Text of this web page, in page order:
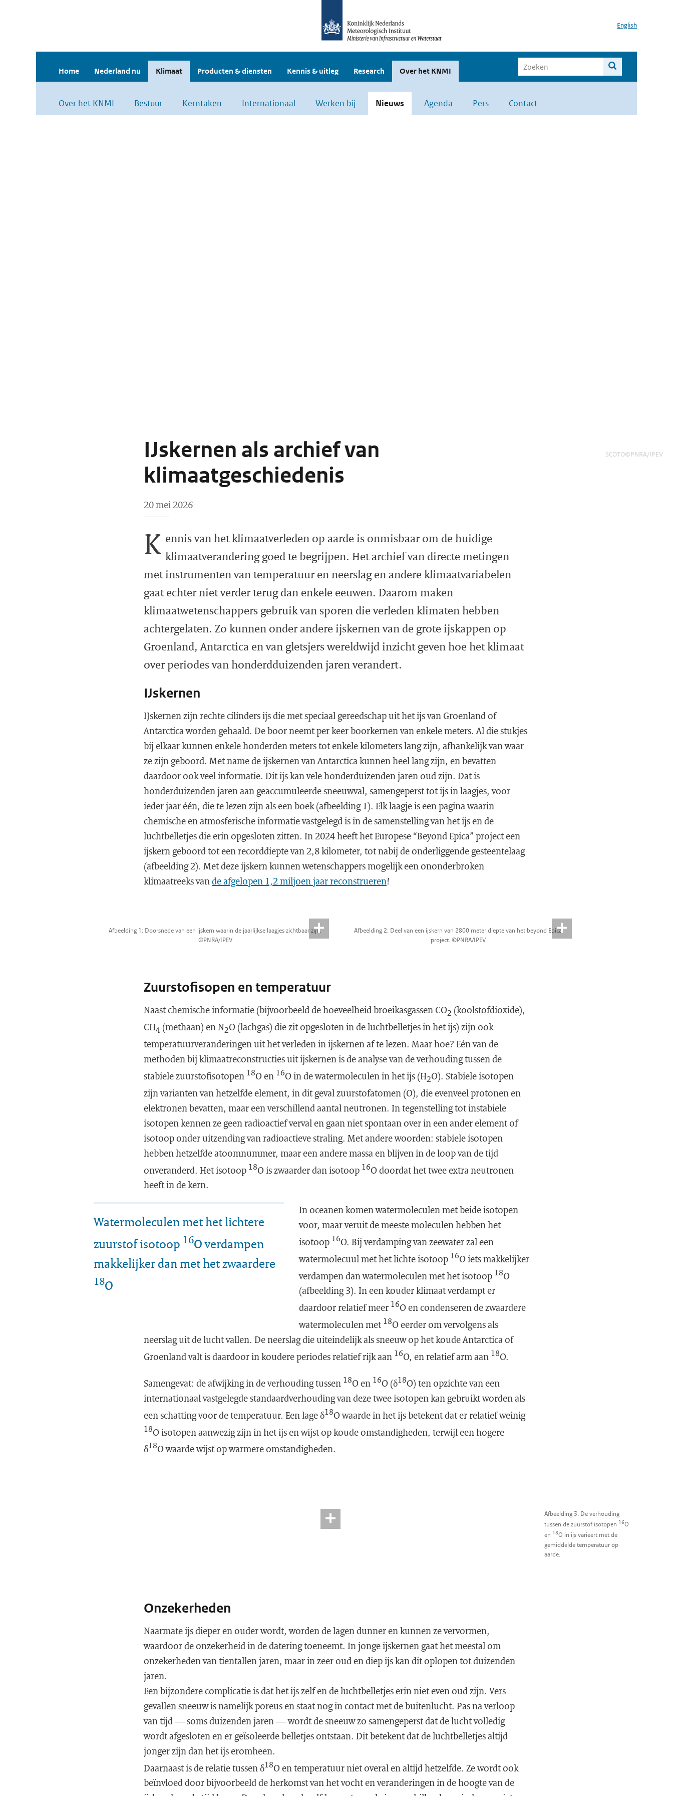
English
Home Nederland nu Klimaat Producten & diensten Kennis & uitleg Research Over het KNMI
Over het KNMI Bestuur Kerntaken Internationaal Werken bij Nieuws Agenda Pers Contact
SCOTO©PNRA/IPEV
IJskernen als archief van
klimaatgeschiedenis
20 mei 2026
K ennis van het klimaatverleden op aarde is onmisbaar om de huidige
klimaatverandering goed te begrijpen. Het archief van directe metingen
met instrumenten van temperatuur en neerslag en andere klimaatvariabelen
gaat echter niet verder terug dan enkele eeuwen. Daarom maken
klimaatwetenschappers gebruik van sporen die verleden klimaten hebben
achtergelaten. Zo kunnen onder andere ijskernen van de grote ijskappen op
Groenland, Antarctica en van gletsjers wereldwijd inzicht geven hoe het klimaat
over periodes van honderdduizenden jaren verandert.
IJskernen
IJskernen zijn rechte cilinders ijs die met speciaal gereedschap uit het ijs van Groenland of
Antarctica worden gehaald. De boor neemt per keer boorkernen van enkele meters. Al die stukjes
bij elkaar kunnen enkele honderden meters tot enkele kilometers lang zijn, afhankelijk van waar
ze zijn geboord. Met name de ijskernen van Antarctica kunnen heel lang zijn, en bevatten
daardoor ook veel informatie. Dit ijs kan vele honderduizenden jaren oud zijn. Dat is
honderduizenden jaren aan geaccumuleerde sneeuwval, samengeperst tot ijs in laagjes, voor
ieder jaar één, die te lezen zijn als een boek (afbeelding 1). Elk laagje is een pagina waarin
chemische en atmosferische informatie vastgelegd is in de samenstelling van het ijs en de
luchtbelletjes die erin opgesloten zitten. In 2024 heeft het Europese “Beyond Epica” project een
ijskern geboord tot een recorddiepte van 2,8 kilometer, tot nabij de onderliggende gesteentelaag
(afbeelding 2). Met deze ijskern kunnen wetenschappers mogelijk een ononderbroken
klimaatreeks vande afgelopen 1,2 miljoen jaar reconstrueren!
Afbeelding 1: Doorsnede van een ijskern waarin de jaarlijkse laagjes zichtbaar zijn.
©PNRA/IPEV
Afbeelding 2: Deel van een ijskern van 2800 meter diepte van het beyond Epica
project. ©PNRA/IPEV
Zuurstofisopen en temperatuur
Naast chemische informatie (bijvoorbeeld de hoeveelheid broeikasgassen CO2 (koolstofdioxide),
CH4 (methaan) en N2O (lachgas) die zit opgesloten in de luchtbelletjes in het ijs) zijn ook
temperatuurveranderingen uit het verleden in ijskernen af te lezen. Maar hoe? Eén van de
methoden bij klimaatreconstructies uit ijskernen is de analyse van de verhouding tussen de
stabiele zuurstofisotopen 18O en 16O in de watermoleculen in het ijs (H2O). Stabiele isotopen
zijn varianten van hetzelfde element, in dit geval zuurstofatomen (O), die evenveel protonen en
elektronen bevatten, maar een verschillend aantal neutronen. In tegenstelling tot instabiele
isotopen kennen ze geen radioactief verval en gaan niet spontaan over in een ander element of
isotoop onder uitzending van radioactieve straling. Met andere woorden: stabiele isotopen
hebben hetzelfde atoomnummer, maar een andere massa en blijven in de loop van de tijd
onveranderd. Het isotoop 18O is zwaarder dan isotoop 16O doordat het twee extra neutronen
heeft in de kern.
Watermoleculen met het lichtere
zuurstof isotoop 16O verdampen
makkelijker dan met het zwaardere
18O
In oceanen komen watermoleculen met beide isotopen
voor, maar veruit de meeste moleculen hebben het
isotoop 16O. Bij verdamping van zeewater zal een
watermolecuul met het lichte isotoop 16O iets makkelijker
verdampen dan watermoleculen met het isotoop 18O
(afbeelding 3). In een kouder klimaat verdampt er
daardoor relatief meer 16O en condenseren de zwaardere
watermoleculen met 18O eerder om vervolgens als
neerslag uit de lucht vallen. De neerslag die uiteindelijk als sneeuw op het koude Antarctica of
Groenland valt is daardoor in koudere periodes relatief rijk aan 16O, en relatief arm aan 18O.
Samengevat: de afwijking in de verhouding tussen 18O en 16O (δ18O) ten opzichte van een
internationaal vastgelegde standaardverhouding van deze twee isotopen kan gebruikt worden als
een schatting voor de temperatuur. Een lage δ18O waarde in het ijs betekent dat er relatief weinig
18O isotopen aanwezig zijn in het ijs en wijst op koude omstandigheden, terwijl een hogere
δ18O waarde wijst op warmere omstandigheden.
Afbeelding 3. De verhouding
tussen de zuurstof isotopen 16O
en 18O in ijs varieert met de
gemiddelde temperatuur op
aarde.
Onzekerheden
Naarmate ijs dieper en ouder wordt, worden de lagen dunner en kunnen ze vervormen,
waardoor de onzekerheid in de datering toeneemt. In jonge ijskernen gaat het meestal om
onzekerheden van tientallen jaren, maar in zeer oud en diep ijs kan dit oplopen tot duizenden
jaren.
Een bijzondere complicatie is dat het ijs zelf en de luchtbelletjes erin niet even oud zijn. Vers
gevallen sneeuw is namelijk poreus en staat nog in contact met de buitenlucht. Pas na verloop
van tijd — soms duizenden jaren — wordt de sneeuw zo samengeperst dat de lucht volledig
wordt afgesloten en er geïsoleerde belletjes ontstaan. Dit betekent dat de luchtbelletjes altijd
jonger zijn dan het ijs eromheen.
Daarnaast is de relatie tussen δ18O en temperatuur niet overal en altijd hetzelfde. Ze wordt ook
beïnvloed door bijvoorbeeld de herkomst van het vocht en veranderingen in de hoogte van de